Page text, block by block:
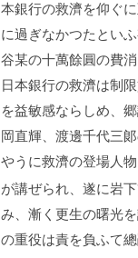
本銀行の救濟を仰ぐ
に過ぎなかつたとい
谷某の十萬餘圓の費
日本銀行の救濟は制
を益敏感ならしめ、
岡直輝、渡邊千代三
やうに救濟の登場人
が講ぜられ、遂に岩
み、漸く更生の曙光
の重役は責を負ふて